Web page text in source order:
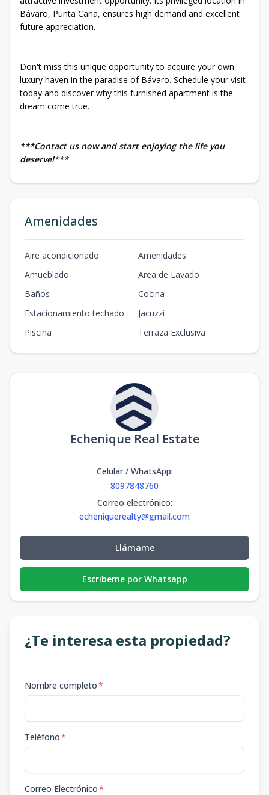
Bávaro, Punta Cana, ensures high demand and excellent
future appreciation.
Don't miss this unique opportunity to acquire your own
luxury haven in the paradise of Bávaro. Schedule your visit
today and discover why this furnished apartment is the
dream come true.
***Contact us now and start enjoying the life you
deserve!***
Amenidades
Aire acondicionado
Amenidades
Amueblado
Area de Lavado
Baños
Cocina
Estacionamiento techado
Jacuzzi
Piscina
Terraza Exclusiva
Echenique Real Estate
Celular / WhatsApp:
8097848760
Correo electrónico:
echeniquerealty@gmail.com
Llámame
Escribeme por Whatsapp
¿Te interesa esta propiedad?
Nombre completo*
Teléfono*
Correo Electrónico*